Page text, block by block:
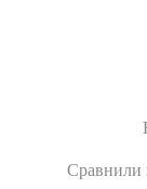
Сравнили